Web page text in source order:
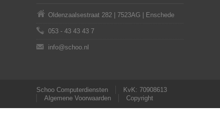
Oldenzaalsestraat 282 | 7523AG | Enschede
053 - 43 43 43 7
info@schoo.nl
Schoo Computerdiensten
KvK: 70908613
Algemene Voorwaarden
Copyright